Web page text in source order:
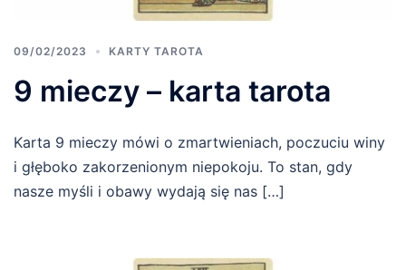
09/02/2023 KARTY TAROTA
9 mieczy – karta tarota
Karta 9 mieczy mówi o zmartwieniach, poczuciu winy
i głęboko zakorzenionym niepokoju. To stan, gdy
nasze myśli i obawy wydają się nas […]